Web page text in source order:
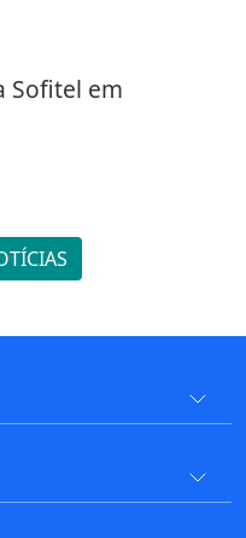
Sofitel em